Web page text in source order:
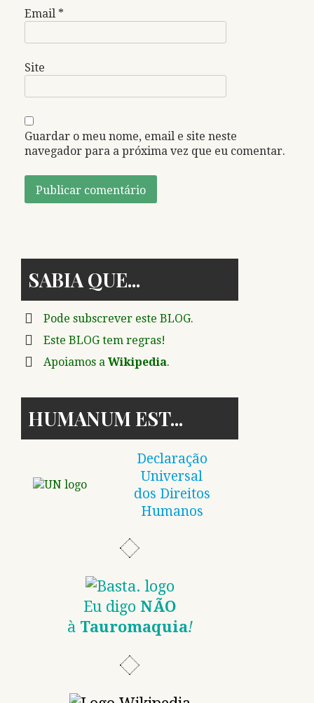
Email *
Site
Guardar o meu nome, email e site neste
navegador para a próxima vez que eu comentar.
SABIA QUE
Pode subscrever este BLOG.
Este BLOG tem regras!
Apoiamos a Wikipedia.
HUMANUM EST
Declaração
Universal
dos Direitos
Humanos
Eu digo NÃO
à Tauromaquia!